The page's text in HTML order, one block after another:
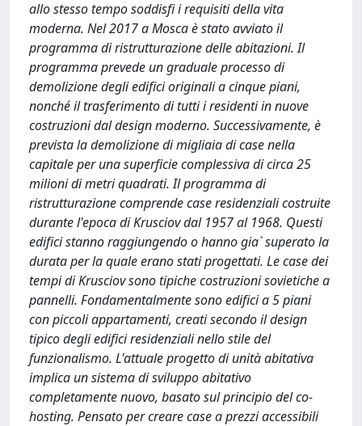
allo stesso tempo soddisfi i requisiti della vita
moderna. Nel 2017 a Mosca è stato avviato il
programma di ristrutturazione delle abitazioni. Il
programma prevede un graduale processo di
demolizione degli edifici originali a cinque piani,
nonché il trasferimento di tutti i residenti in nuove
costruzioni dal design moderno. Successivamente, è
prevista la demolizione di migliaia di case nella
capitale per una superficie complessiva di circa 25
milioni di metri quadrati. Il programma di
ristrutturazione comprende case residenziali costruite
durante l'epoca di Krusciov dal 1957 al 1968. Questi
edifici stanno raggiungendo o hanno gia` superato la
durata per la quale erano stati progettati. Le case dei
tempi di Krusciov sono tipiche costruzioni sovietiche a
pannelli. Fondamentalmente sono edifici a 5 piani
con piccoli appartamenti, creati secondo il design
tipico degli edifici residenziali nello stile del
funzionalismo. L'attuale progetto di unità abitativa
implica un sistema di sviluppo abitativo
completamente nuovo, basato sul principio del co-
hosting. Pensato per creare case a prezzi accessibili